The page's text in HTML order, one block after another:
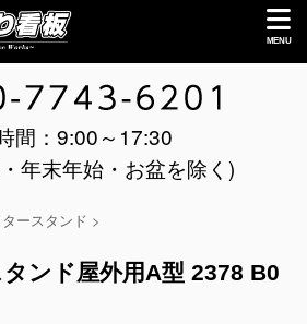
間：9:00～17:30
年末年始・お盆を除く)
ースタンド >
ンド屋外用A型 2378 B0